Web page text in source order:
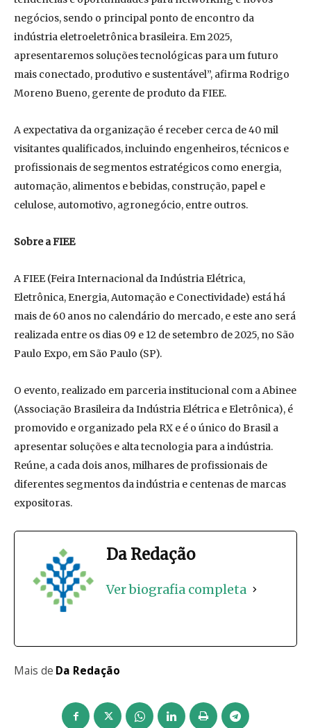
negócios, sendo o principal ponto de encontro da
indústria eletroeletrônica brasileira. Em 2025,
apresentaremos soluções tecnológicas para um futuro
mais conectado, produtivo e sustentável”, afirma Rodrigo
Moreno Bueno, gerente de produto da FIEE.
A expectativa da organização é receber cerca de 40 mil
visitantes qualificados, incluindo engenheiros, técnicos e
profissionais de segmentos estratégicos como energia,
automação, alimentos e bebidas, construção, papel e
celulose, automotivo, agronegócio, entre outros.
Sobre a FIEE
A FIEE (Feira Internacional da Indústria Elétrica,
Eletrônica, Energia, Automação e Conectividade) está há
mais de 60 anos no calendário do mercado, e este ano será
realizada entre os dias 09 e 12 de setembro de 2025, no São
Paulo Expo, em São Paulo (SP).
O evento, realizado em parceria institucional com a Abinee
(Associação Brasileira da Indústria Elétrica e Eletrônica), é
promovido e organizado pela RX e é o único do Brasil a
apresentar soluções e alta tecnologia para a indústria.
Reúne, a cada dois anos, milhares de profissionais de
diferentes segmentos da indústria e centenas de marcas
expositoras.
Da Redação
Ver biografia completa
Mais de Da Redação